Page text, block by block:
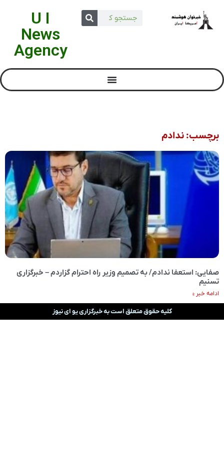
U I
News
Agency
برچسب: ندادم
صفایی: استعفا ندادم/ به تصمیم وزیر راه احترام گزاردم – خبرگزاری
تسنیم
ادامه خبر »
کلیه حقوق متعلق است به خبرگزاری یو ای نیوز